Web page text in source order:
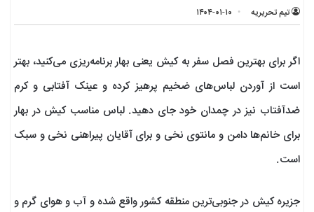
تیم تحریریه ۱۴۰۴-۰۱-۱۰
اگر برای بهترین فصل سفر به کیش یعنی بهار برنامه‌ریزی می‌کنید، بهتر
است از آوردن لباس‌های ضخیم پرهیز کرده و عینک آفتابی و کرم
ضدآفتاب نیز در چمدان خود جای دهید. لباس مناسب کیش در بهار
برای خانم‌ها دامن و مانتوی نخی و برای آقایان پیراهنی نخی و سبک
است.
جزیره کیش در جنوبی‌ترین منطقه کشور واقع شده و آب و هوای گرم و